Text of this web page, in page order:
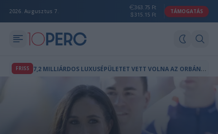
2026. Augusztus 7.
363.75 Ft
315.15 Ft
TÁMOGATÁS
FRISS 7
,2 MILLIÁRDOS LUXUSÉPÜLETET VETT VOLNA AZ ORBÁN-KORMÁNY BRÜSSZELBEN